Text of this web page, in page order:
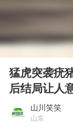
Play
00:00
猛虎突袭疣
后结局让人
山川笑笑
山东